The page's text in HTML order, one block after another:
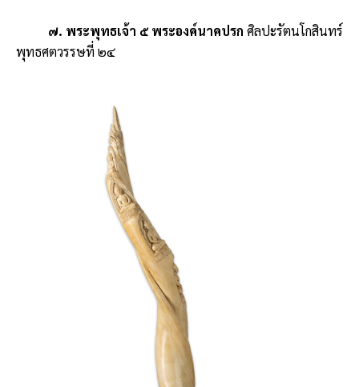
๗. พระพุทธเจ้า ๕ พระองค์นาคปรก ศิลปะรัตนโกสินทร์
พุทธศตวรรษที่ ๒๔